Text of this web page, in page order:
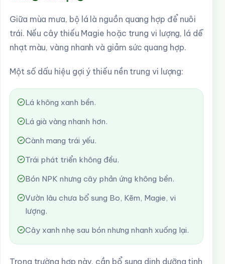
Giữa mùa mưa, bộ lá là nguồn quang hợp để nuôi
trái. Nếu cây thiếu Magie hoặc trung vi lượng, lá dễ
nhạt màu, vàng nhanh và giảm sức quang hợp.
Một số dấu hiệu gợi ý thiếu nền trung vi lượng:
Lá không xanh bền.
Lá già vàng nhanh hơn.
Cành mang trái yếu.
Trái phát triển không đều.
Bón NPK nhưng cây phản ứng không bền.
Vườn lâu chưa bổ sung Bo, Kẽm, Magie, vi
lượng.
Cây xanh nhẹ sau bón nhưng nhanh xuống lại.
Trong trường hợp này, cần bổ sung dinh dưỡng tinh